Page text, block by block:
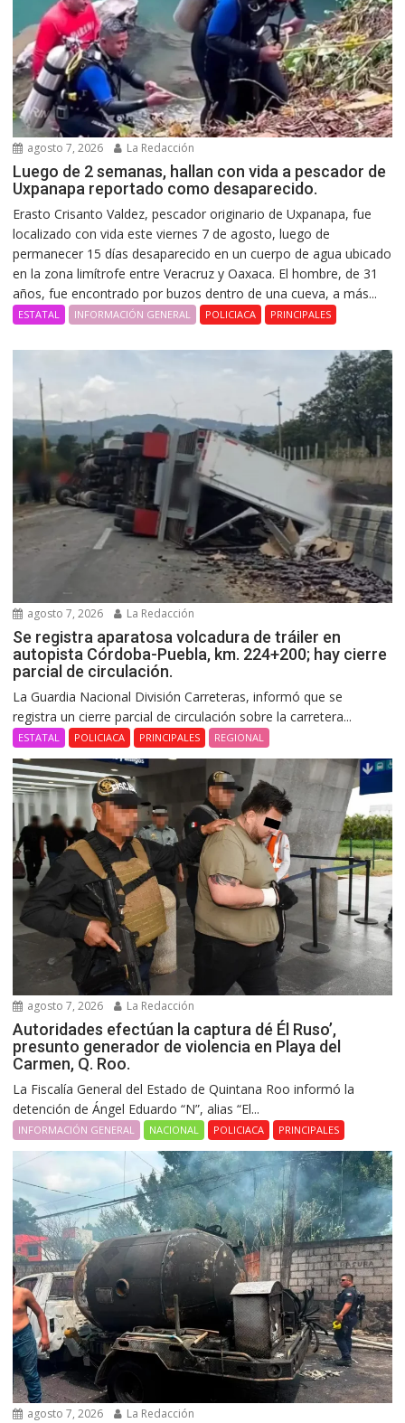
agosto 7, 2026 La Redacción
Luego de 2 semanas, hallan con vida a pescador de
Uxpanapa reportado como desaparecido.
Erasto Crisanto Valdez, pescador originario de Uxpanapa, fue
localizado con vida este viernes 7 de agosto, luego de
permanecer 15 días desaparecido en un cuerpo de agua ubicado
en la zona limítrofe entre Veracruz y Oaxaca. El hombre, de 31
años, fue encontrado por buzos dentro de una cueva, a más...
ESTATAL INFORMACIÓN GENERAL POLICIACA PRINCIPALES
agosto 7, 2026 La Redacción
Se registra aparatosa volcadura de tráiler en
autopista Córdoba-Puebla, km. 224+200; hay cierre
parcial de circulación.
La Guardia Nacional División Carreteras, informó que se
registra un cierre parcial de circulación sobre la carretera...
ESTATAL POLICIACA PRINCIPALES REGIONAL
agosto 7, 2026 La Redacción
Autoridades efectúan la captura dé Él Ruso’,
presunto generador de violencia en Playa del
Carmen, Q. Roo.
La Fiscalía General del Estado de Quintana Roo informó la
detención de Ángel Eduardo “N”, alias “El...
INFORMACIÓN GENERAL NACIONAL POLICIACA PRINCIPALES
agosto 7, 2026 La Redacción